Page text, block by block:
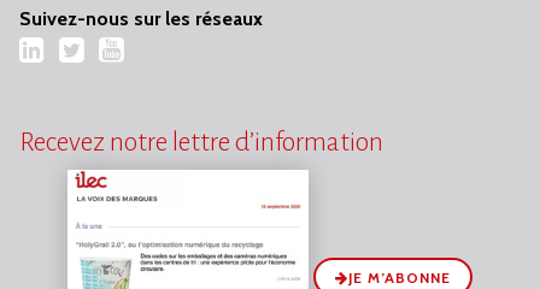
Suivez-nous sur les réseaux
LinkedIn
TwitterYouTube
Recevez notre lettre d’information
JE M’ABONNE